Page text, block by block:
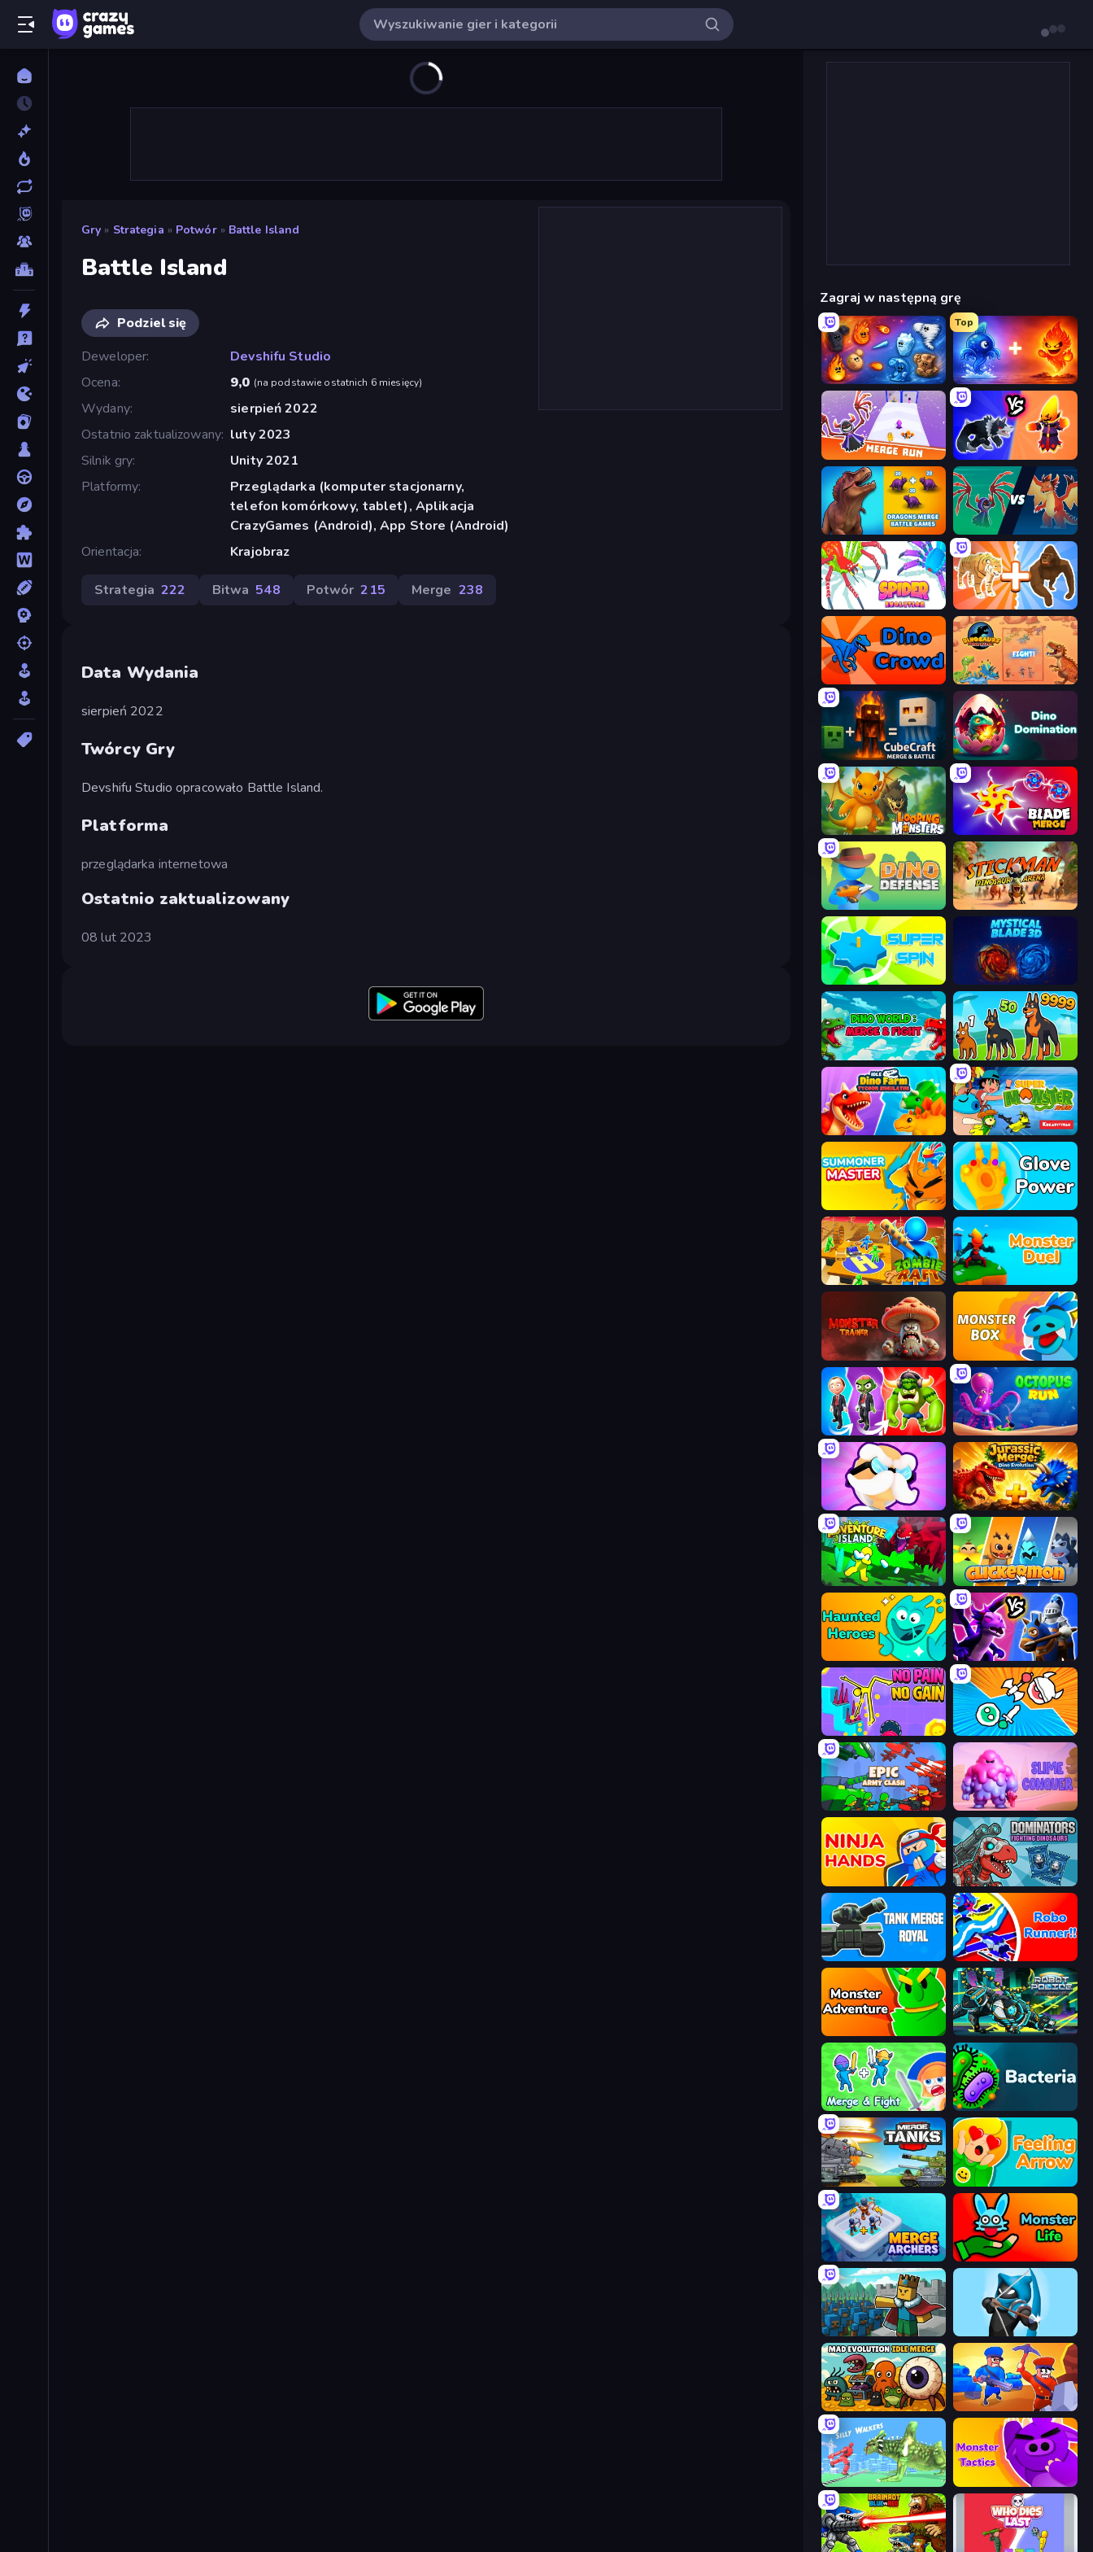
Gry » Strategia » Potwór » Battle Island
Battle Island
Podziel się
Deweloper
Devshifu Studio
Ocena
9,0 (na podstawie ostatnich 6 miesięcy)
Wydany
sierpień 2022
Ostatnio zaktualizowany luty 2023
Silnik gry
Unity 2021
Platformy
Przeglądarka (komputer stacjonarny,
telefon komórkowy, tablet), Aplikacja
CrazyGames (Android), App Store (Android)
Orientacja
Krajobraz
Strategia 222 Bitwa 548 Potwór 215 Merge 238
Data Wydania
sierpień 2022
Twórcy Gry
Devshifu Studio opracowało Battle Island.
Platforma
przeglądarka internetowa
Ostatnio zaktualizowany
08 lut 2023
Zagraj w następną grę
Elemental Merge
Top
Elemental Monsters: Merge
Merge Run Merge Battle Tactics
Dragons Merge: Battle Games Monster Battle
Spider Evolution: Runner Game Animal DNA Run
Dino Crowd Dinosaurs Merge Master
CubeCraft: Merge & Battle Dino Domination
Looping Monsters Blade Merge
Dino Defense Stickman: Dinosaur Arena
Super Spin Mystical Blade
Dino World: Merge & Fight Dogs vs Aliens
Idle Dino Farm Tycoon Simulator 3D Super Monster Run
Summoner Master Glove Power
Zombie Raft Monster Duel
Monster Trainer: Catching Game Monster Box
Infection Town of Zombies OctopusRun
Mutant Idle Jurassic Merge: Dino Evolution
Adventure Island 2D Clickermon
Haunted Heroes Merge! Dragons vs Knights
No Pain No Gain - Ragdoll Sandbox Merge Knights!
Epic Army Clash Slime Conquer: Epic Battles
Ninja Hands Dominators: Fighting Dinosaurs
Tank Merge Royal Robo Runner
Monster Adventure Robot Police Iron Panther
Merge and Fight Bacteria
Merge Master Tanks: Tank Wars Feeling Arrow
Merge Archers Monster Life
Cube Commander
Mad Evolution: Idle Merge Craft and Battle
Silly Walkers Monsters Tactics